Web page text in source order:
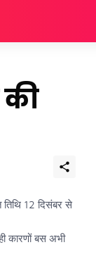
की
तिथि 12 दिसंबर से
कारणों बस अभी